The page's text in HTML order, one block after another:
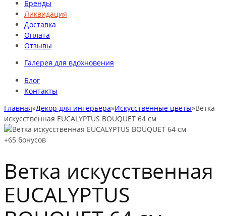
Бренды
Ликвидация
Доставка
Оплата
Отзывы
Галерея для вдохновения
Блог
Контакты
Главная»Декор для интерьера»Искусственные цветы»Ветка
искусственная EUCALYPTUS BOUQUET 64 см
+65 бонусов
Ветка искусственная
EUCALYPTUS